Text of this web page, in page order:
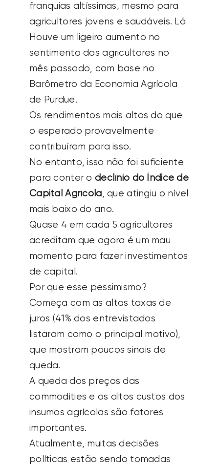
franquias altíssimas, mesmo para
agricultores jovens e saudáveis. Lá
Houve um ligeiro aumento no
sentimento dos agricultores no
mês passado, com base no
Barômetro da Economia Agrícola
de Purdue.
Os rendimentos mais altos do que
o esperado provavelmente
contribuíram para isso.
No entanto, isso não foi suficiente
para conter o declínio do Índice de
Capital Agrícola, que atingiu o nível
mais baixo do ano.
Quase 4 em cada 5 agricultores
acreditam que agora é um mau
momento para fazer investimentos
de capital.
Por que esse pessimismo?
Começa com as altas taxas de
juros (41% dos entrevistados
listaram como o principal motivo),
que mostram poucos sinais de
queda.
A queda dos preços das
commodities e os altos custos dos
insumos agrícolas são fatores
importantes.
Atualmente, muitas decisões
políticas estão sendo tomadas